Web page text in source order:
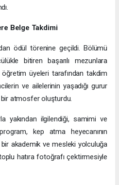
Belge Takdimi
ödül törenine geçildi. Bölümü
bitiren başarılı mezunlara
üyeleri tarafından takdim
ve ailelerinin yaşadığı gurur
atmosfer oluşturdu.
yakından ilgilendiği, samimi ve
kep atma heyecanının
bir akademik ve mesleki yolculuğa
hatıra fotoğrafı çektirmesiyle